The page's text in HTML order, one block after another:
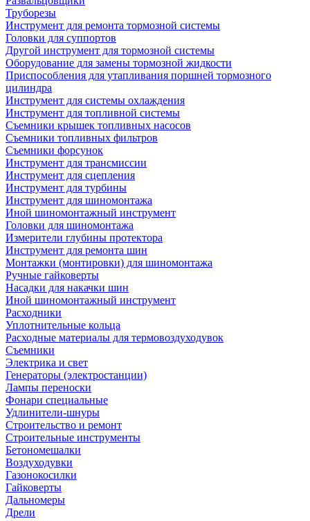
Труборезы
Инструмент для ремонта тормозной системы
Головки для суппортов
Другой инструмент для тормозной системы
Оборудование для замены тормозной жидкости
Приспособления для утапливания поршней тормозного
цилиндра
Инструмент для системы охлаждения
Инструмент для топливной системы
Съемники крышек топливных насосов
Съемники топливных фильтров
Съемники форсунок
Инструмент для трансмиссии
Инструмент для сцепления
Инструмент для турбины
Инструмент для шиномонтажа
Иной шиномонтажный инструмент
Головки для шиномонтажа
Измерители глубины протектора
Инструмент для ремонта шин
Монтажки (монтировки) для шиномонтажа
Ручные гайковерты
Насадки для накачки шин
Иной шиномонтажный инструмент
Расходники
Уплотнительные кольца
Расходные материалы для термовоздуходувок
Съемники
Электрика и свет
Генераторы (электростанции)
Лампы переноски
Фонари специальные
Удлинители-шнуры
Строительство и ремонт
Строительные инструменты
Бетономешалки
Воздуходувки
Газонокосилки
Гайковерты
Дальномеры
Дрели